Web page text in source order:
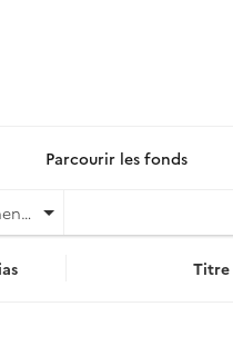
Parcourir les fonds
Pertinence
Titre